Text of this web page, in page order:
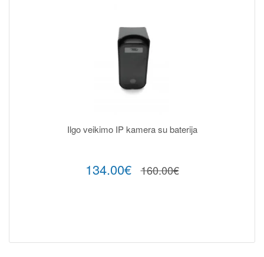
Ilgo veikimo IP kamera su baterija
134.00€ 160.00€